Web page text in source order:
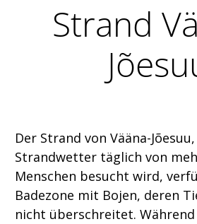
Strand
Der Strand von Vääna-
Strandwetter täglich von
Menschen besucht wird,
Badezone mit Bojen, deren
nicht überschreitet. Während